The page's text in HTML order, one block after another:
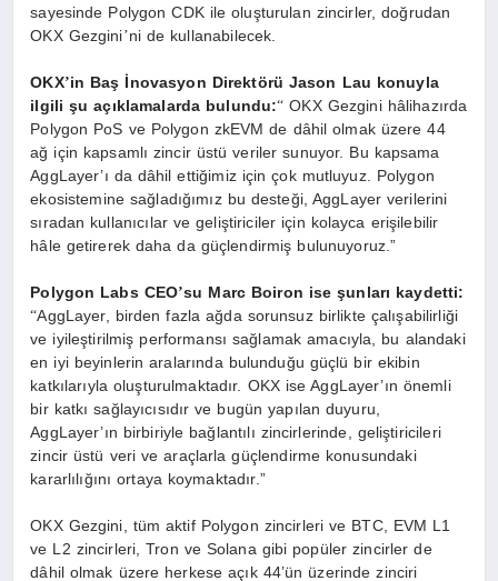
sayesinde Polygon CDK ile oluşturulan zincirler, doğrudan
OKX Gezgini’ni de kullanabilecek.
OKX’in Baş İnovasyon Direktörü Jason Lau konuyla
ilgili şu açıklamalarda bulundu:“OKX Gezgini hâlihazırda
Polygon PoS ve Polygon zkEVM de dâhil olmak üzere 44
ağ için kapsamlı zincir üstü veriler sunuyor. Bu kapsama
AggLayer’ı da dâhil ettiğimiz için çok mutluyuz. Polygon
ekosistemine sağladığımız bu desteği, AggLayer verilerini
sıradan kullanıcılar ve geliştiriciler için kolayca erişilebilir
hâle getirerek daha da güçlendirmiş bulunuyoruz.”
Polygon Labs CEO’su Marc Boiron ise şunları kaydetti:
“AggLayer, birden fazla ağda sorunsuz birlikte çalışabilirliği
ve iyileştirilmiş performansı sağlamak amacıyla, bu alandaki
en iyi beyinlerin aralarında bulunduğu güçlü bir ekibin
katkılarıyla oluşturulmaktadır. OKX ise AggLayer’ın önemli
bir katkı sağlayıcısıdır ve bugün yapılan duyuru,
AggLayer’ın birbiriyle bağlantılı zincirlerinde, geliştiricileri
zincir üstü veri ve araçlarla güçlendirme konusundaki
kararlılığını ortaya koymaktadır.”
OKX Gezgini, tüm aktif Polygon zincirleri ve BTC, EVM L1
ve L2 zincirleri, Tron ve Solana gibi popüler zincirler de
dâhil olmak üzere herkese açık 44’ün üzerinde zinciri